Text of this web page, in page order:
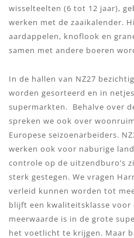
wisselteelten (6 tot 12 jaar),
werken met de zaaikalender.
aardappelen, knoflook en
samen met andere boeren
In de hallen van NZ27
worden gesorteerd en in
supermarkten. Behalve over
spreken we ook over
Europese seizoenarbeiders.
werken ook voor naburige
controle op de uitzendburo’s
sterk gestegen. We vragen
verleid kunnen worden tot
blijft een kwaliteitsklasse voor
meerwaarde is in de grote
het voetlicht te krijgen. Maar